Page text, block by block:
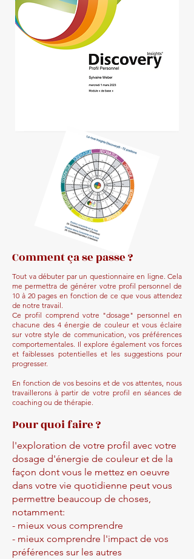
Comment ça se passe ?
Tout va débuter par un questionnaire en ligne. Cela
me permettra de générer votre profil personnel de
10 à 20 pages en fonction de ce que vous attendez
de notre travail.
Ce profil comprend votre "dosage" personnel en
chacune des 4 énergie de couleur et vous éclaire
sur votre style de communication, vos préférences
comportementales. Il explore également vos forces
et faiblesses potentielles et les suggestions pour
progresser.
En fonction de vos besoins et de vos attentes, nous
travaillerons à partir de votre profil en séances de
coaching ou de thérapie.
Pour quoi faire ?
l'exploration de votre profil avec votre
dosage d'énergie de couleur et de la
façon dont vous le mettez en oeuvre
dans votre vie quotidienne peut vous
permettre beaucoup de choses,
notamment:
- mieux vous comprendre
- mieux comprendre l'impact de vos
préférences sur les autres